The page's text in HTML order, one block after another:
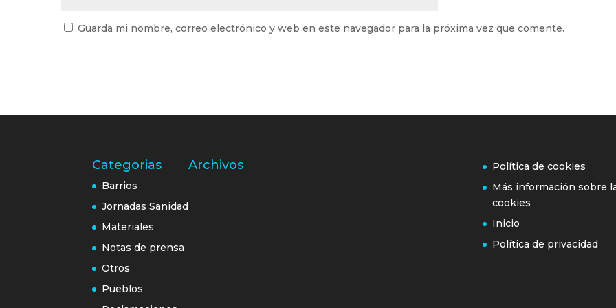
Guarda mi nombre, correo electrónico y web en este navegador para la próxima vez que comente.
Categorias
Barrios
Jornadas Sanidad
Materiales
Notas de prensa
Otros
Pueblos
Archivos
Política de cookies
Más información sobre
cookies
Inicio
Política de privacidad